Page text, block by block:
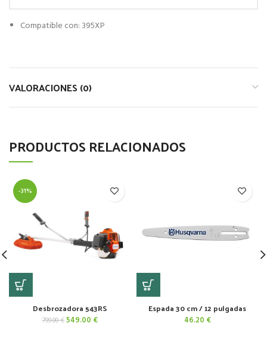
Compatible con: 395XP
VALORACIONES (0)
PRODUCTOS RELACIONADOS
-31%
Desbrozadora 543RS
799.00€El
549.00 €El
Espada 30 cm / 12 pulgadas
46.20 €